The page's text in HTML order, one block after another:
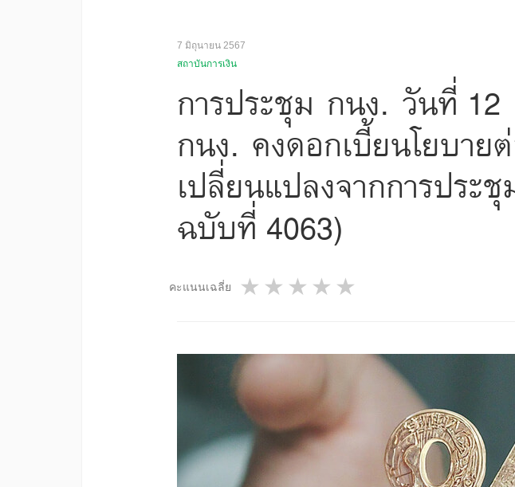
7 มิถุนายน 2567
สถาบันการเงิน
การประชุม กนง. วันที่
กนง. คงดอกเบี้ยนโยบา
เปลี่ยนแปลงจากการประ
ฉบับที่ 4063)
คะแนนเฉลี่ย 4 stars
3 stars
2 stars
1 star